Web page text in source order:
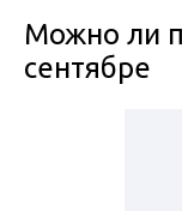
Можно ли
сентябре